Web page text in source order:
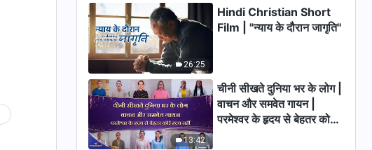
40:19
32:04
सर्वशक्तिमान परमेश्वर के वचन "अभ्यास
(4)"
सर्वशक्तिमान परमेश्वर के वचन "विजय के
कार्यों का आंतरिक सत्य (1)"
26:25
Hindi Christian Short
Film | "न्याय के दौरान जागृति"
13:42
चीनी सीखते दुनिया भर के लोग |
वाचन और समवेत गायन |
परमेश्वर के हृदय से बेहतर कोई